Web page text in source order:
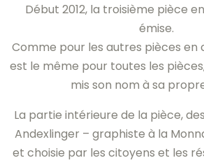
Début 2012, la troisième pièce
émise.
Comme pour les autres pièces en
est le même pour toutes les
mis son nom à sa
La partie intérieure de la pièce,
Andexlinger – graphiste à la
et choisie par les citoyens et les